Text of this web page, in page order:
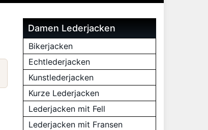
Damen Lederjacken
Bikerjacken
Echtlederjacken
Kunstlederjacken
Kurze Lederjacken
Lederjacken mit Fell
Lederjacken mit Fransen